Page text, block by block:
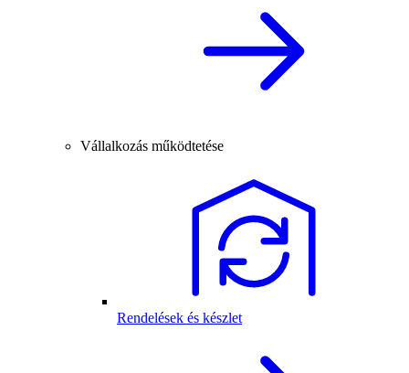
Vállalkozás működtetése
Rendelések és készlet